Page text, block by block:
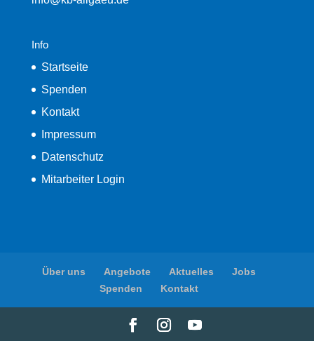
Info
Startseite
Spenden
Kontakt
Impressum
Datenschutz
Mitarbeiter Login
Über uns Angebote Aktuelles
Jobs
Spenden
Kontakt